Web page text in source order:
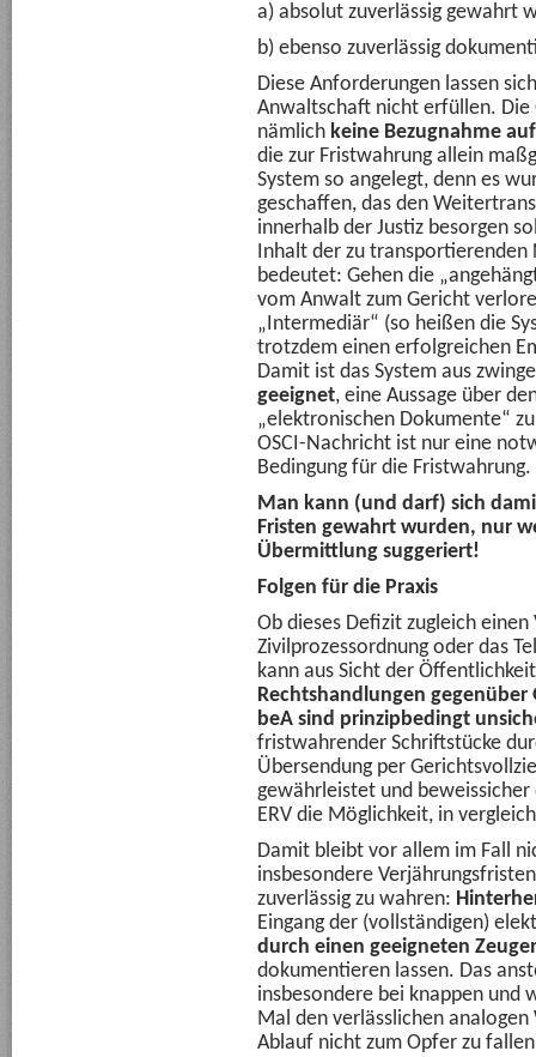
a) absolut zuverlässig gewahrt
b) ebenso zuverlässig
Diese Anforderungen lassen
Anwaltschaft nicht erfüllen. Die
nämlich keine Bezugnahme
die zur Fristwahrung allein
System so angelegt, denn es
geschaffen, das den
innerhalb der Justiz besorgen
Inhalt der zu transportierenden
bedeutet: Gehen die
vom Anwalt zum Gericht
„Intermediär“ (so heißen die
trotzdem einen erfolgreichen
Damit ist das System aus
geeignet, eine Aussage über
„elektronischen Dokumente“
OSCI-Nachricht ist nur eine
Bedingung für die Fristwahrung.
Man kann (und darf) sich
Fristen gewahrt wurden, nur
Übermittlung suggeriert!
Folgen für die Praxis
Ob dieses Defizit zugleich
Zivilprozessordnung oder das
kann aus Sicht der
Rechtshandlungen
beA sind prinzipbedingt
fristwahrender Schriftstücke
Übersendung per
gewährleistet und
ERV die Möglichkeit, in
Damit bleibt vor allem im Fall
insbesondere
zuverlässig zu wahren:
Eingang der (vollständigen)
durch einen geeigneten
dokumentieren lassen. Das
insbesondere bei knappen und
Mal den verlässlichen
Ablauf nicht zum Opfer zu